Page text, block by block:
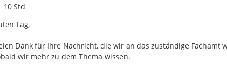
Zeitpunkt des Erstellens
10 Std
Tag,
Dank für Ihre Nachricht, die wir an das zuständige Fachamt
wir mehr zu dem Thema wissen.